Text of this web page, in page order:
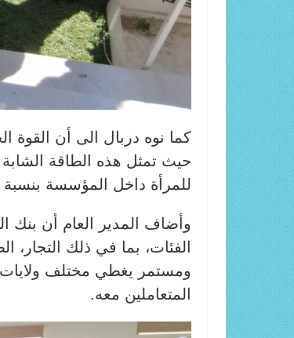
​كما نوه دربال الى أن القوة
حيث تمثل هذه الطاقة
للمرأة داخل المؤسسة بنسبة تفوق 30% من
​وأضاف المدير العام أن بنك
الفئات، بما في ذلك التجار،
ومستمر يغطي مختلف ولايات
المتعاملين معه.